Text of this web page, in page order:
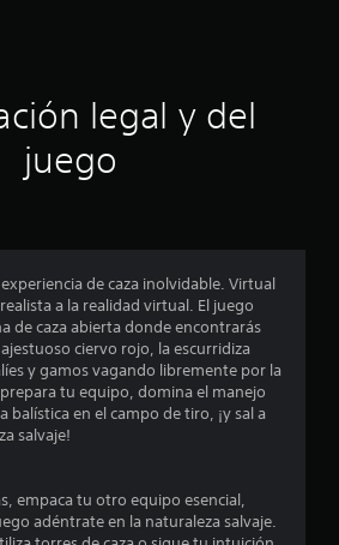
i
o
e
s
t
l
legal y del
juego
de caza inolvidable. Virtual
a la realidad virtual. El juego
de caza abierta donde encontrarás
ciervo rojo, la escurridiza
y gamos vagando libremente por la
tu equipo, domina el manejo
balística en el campo de tiro, ¡y sal a
salvaje!
empaca tu otro equipo esencial,
adéntrate en la naturaleza salvaje.